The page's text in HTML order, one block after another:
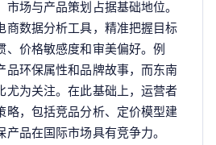
场与产品策划占据基础地位。
商数据分析工具，精准把握目标
、价格敏感度和审美偏好。例
品环保属性和品牌故事，而东南
尤为关注。在此基础上，运营者
略，包括竞品分析、定价模型建
品在国际市场具有竞争力。